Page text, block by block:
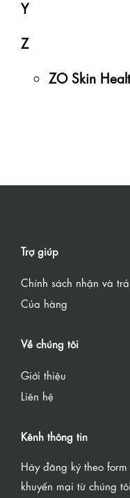
Y
Z
ZO Skin
Trợ giúp
Chính sách nhận và
Của hàng
Về chúng tôi
Giới thiệu
Liên hệ
Kênh thông tin
Hãy đăng ký theo
khuyến mại từ chúng